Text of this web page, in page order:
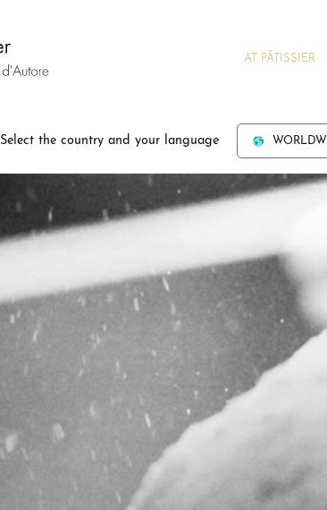
Select the country and your language
AT PÂTISSIER
italian touch
recensioni